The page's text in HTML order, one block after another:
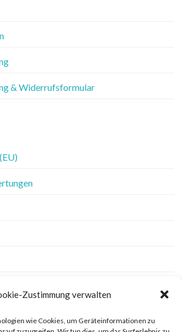
Zustimmung verwalten
wie Cookies, um Geräteinformationen zu
& Widerrufsformular